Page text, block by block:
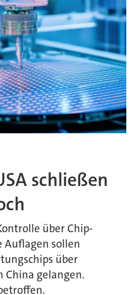
schließen
über Chip-
Auflagen sollen
über
China gelangen.